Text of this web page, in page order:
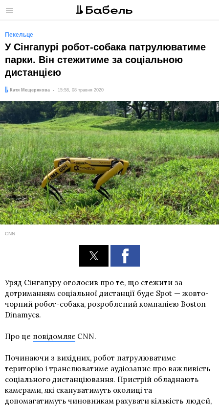
Меню
Пекельце
У Сінгапурі робот-собака патрулюватиме
парки. Він стежитиме за соціальною
дистанцією
Автор:
Катя Мещерякова
Дата: 15:58, 08 травня 2020
CNN
Уряд Сінгапуру оголосив про те, що стежити за
дотриманням соціальної дистанції буде Spot — жовто-
чорний робот-собака, розроблений компанією Boston
Dinamycs.
Про це повідомляє CNN.
Починаючи з вихідних, робот патрулюватиме
територію і транслюватиме аудіозапис про важливість
соціального дистанціювання. Пристрій обладнають
камерами, які скануватимуть околиці та
допомагатимуть чиновникам рахувати кількість людей,